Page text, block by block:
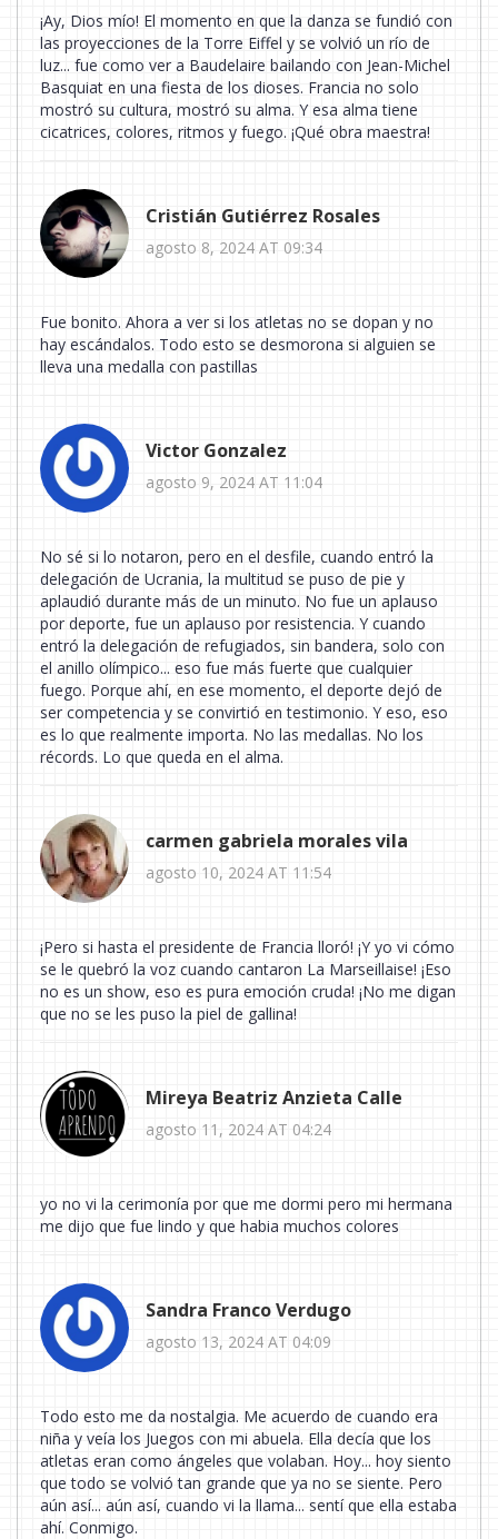
¡Ay, Dios mío! El momento en que la danza se fundió con
las proyecciones de la Torre Eiffel y se volvió un río de
luz... fue como ver a Baudelaire bailando con Jean-Michel
Basquiat en una fiesta de los dioses. Francia no solo
mostró su cultura, mostró su alma. Y esa alma tiene
cicatrices, colores, ritmos y fuego. ¡Qué obra maestra!
Cristián Gutiérrez Rosales
agosto 8, 2024 AT 09:34
Fue bonito. Ahora a ver si los atletas no se dopan y no
hay escándalos. Todo esto se desmorona si alguien se
lleva una medalla con pastillas
Victor Gonzalez
agosto 9, 2024 AT 11:04
No sé si lo notaron, pero en el desfile, cuando entró la
delegación de Ucrania, la multitud se puso de pie y
aplaudió durante más de un minuto. No fue un aplauso
por deporte, fue un aplauso por resistencia. Y cuando
entró la delegación de refugiados, sin bandera, solo con
el anillo olímpico... eso fue más fuerte que cualquier
fuego. Porque ahí, en ese momento, el deporte dejó de
ser competencia y se convirtió en testimonio. Y eso, eso
es lo que realmente importa. No las medallas. No los
récords. Lo que queda en el alma.
carmen gabriela morales vila
agosto 10, 2024 AT 11:54
¡Pero si hasta el presidente de Francia lloró! ¡Y yo vi cómo
se le quebró la voz cuando cantaron La Marseillaise! ¡Eso
no es un show, eso es pura emoción cruda! ¡No me digan
que no se les puso la piel de gallina!
Mireya Beatriz Anzieta Calle
agosto 11, 2024 AT 04:24
yo no vi la cerimonía por que me dormi pero mi hermana
me dijo que fue lindo y que habia muchos colores
Sandra Franco Verdugo
agosto 13, 2024 AT 04:09
Todo esto me da nostalgia. Me acuerdo de cuando era
niña y veía los Juegos con mi abuela. Ella decía que los
atletas eran como ángeles que volaban. Hoy... hoy siento
que todo se volvió tan grande que ya no se siente. Pero
aún así... aún así, cuando vi la llama... sentí que ella estaba
ahí. Conmigo.